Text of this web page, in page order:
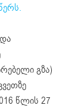
გზა)
წლის 27